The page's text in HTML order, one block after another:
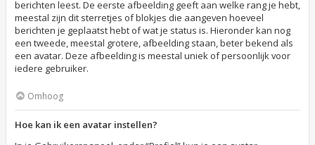
berichten leest. De eerste afbeelding geeft aan welke rang je hebt,
meestal zijn dit sterretjes of blokjes die aangeven hoeveel
berichten je geplaatst hebt of wat je status is. Hieronder kan nog
een tweede, meestal grotere, afbeelding staan, beter bekend als
een avatar. Deze afbeelding is meestal uniek of persoonlijk voor
iedere gebruiker.
Omhoog
Hoe kan ik een avatar instellen?